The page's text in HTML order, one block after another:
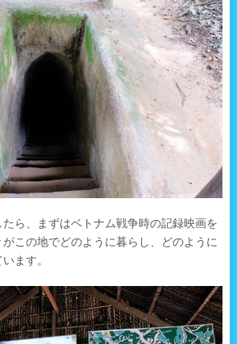
ら、まずはベトナム戦争時の記録映画を
この地でどのように暮らし、どのように
ます。